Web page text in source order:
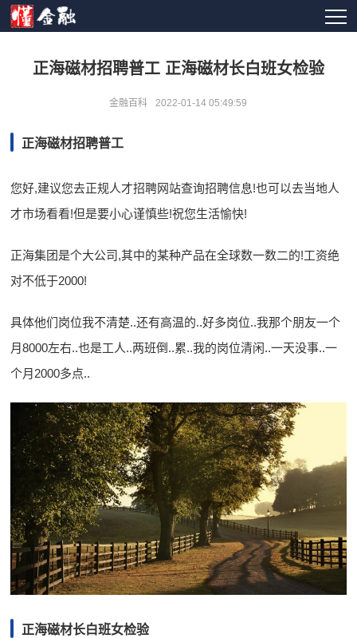
正海磁材招聘普工 正海磁材长白班女检验
金融百科 2022-01-14 05:49:59
正海磁材招聘普工
您好,建议您去正规人才招聘网站查询招聘信息!也可以去当地人
才市场看看!但是要小心谨慎些!祝您生活愉快!
正海集团是个大公司,其中的某种产品在全球数一数二的!工资绝
对不低于2000!
具体他们岗位我不清楚..还有高温的..好多岗位..我那个朋友一个
月8000左右..也是工人..两班倒..累..我的岗位清闲..一天没事..一
个月2000多点..
正海磁材长白班女检验